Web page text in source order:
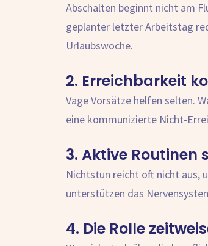
Abschalten beginnt nicht am
geplanter letzter Arbeitstag
Urlaubswoche.
2. Erreichbarkeit
Vage Vorsätze helfen selten.
eine kommunizierte Nicht-
3. Aktive Routinen
Nichtstun reicht oft nicht aus,
unterstützen das
4. Die Rolle